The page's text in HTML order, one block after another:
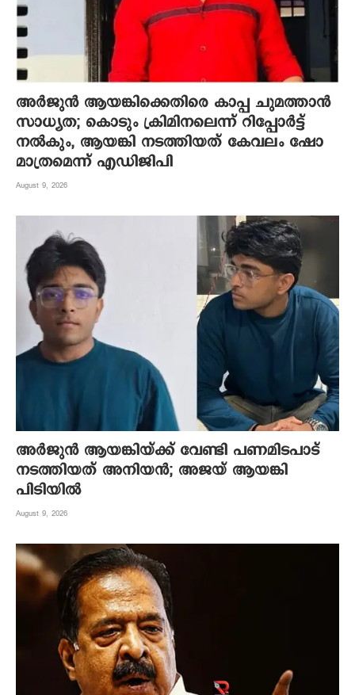
അർജുൻ ആയങ്കിക്കെതിരെ കാപ്പ ചുമത്താൻ
സാധ്യത; കൊടും ക്രിമിനലെന്ന് റിപ്പോർട്ട്
നൽകും, ആയങ്കി നടത്തിയത് കേവലം ഷോ
മാത്രമെന്ന് എഡിജിപി
August 9, 2026
അർജുൻ ആയങ്കിയ്ക്ക് വേണ്ടി പണമിടപാട്
നടത്തിയത് അനിയൻ; അജയ് ആയങ്കി
പിടിയിൽ
August 9, 2026